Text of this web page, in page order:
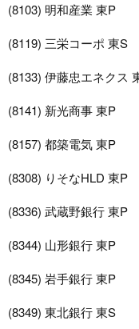
(8103) 明和産業 東P
(8119) 三栄コーポ 東S
(8133) 伊藤忠エネクス
(8141) 新光商事 東P
(8157) 都築電気 東P
(8308) りそなHLD 東P
(8336) 武蔵野銀行 東P
(8344) 山形銀行 東P
(8345) 岩手銀行 東P
(8349) 東北銀行 東S